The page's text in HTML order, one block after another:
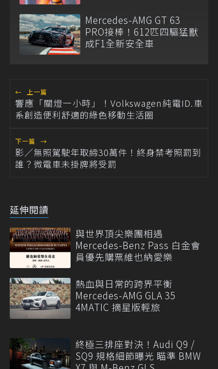
Mercedes-AMG GT 63
PRO接棒！612匹四驅猛獸
成F1全新安全車
← 上一篇
響應「關燈一小時」！Volkswagen純電ID.車
系創造便利舒適的綠色移動生活圈
下一篇 →
影／無照駕駛年取締30萬件！終身禁考照罰到
誰？微電車未掛牌將受罰
延伸閱讀
與世界頂尖樂團相遇
Mercedes-Benz Pass 白金會
員優先購票維也納愛樂
熱血與日常的跨界平衡
Mercedes-AMG GLA 35
4MATIC 摘星版輕旅
終極三排座對決！Audi Q9 /
SQ9 規格細節曝光 瞄準 BMW